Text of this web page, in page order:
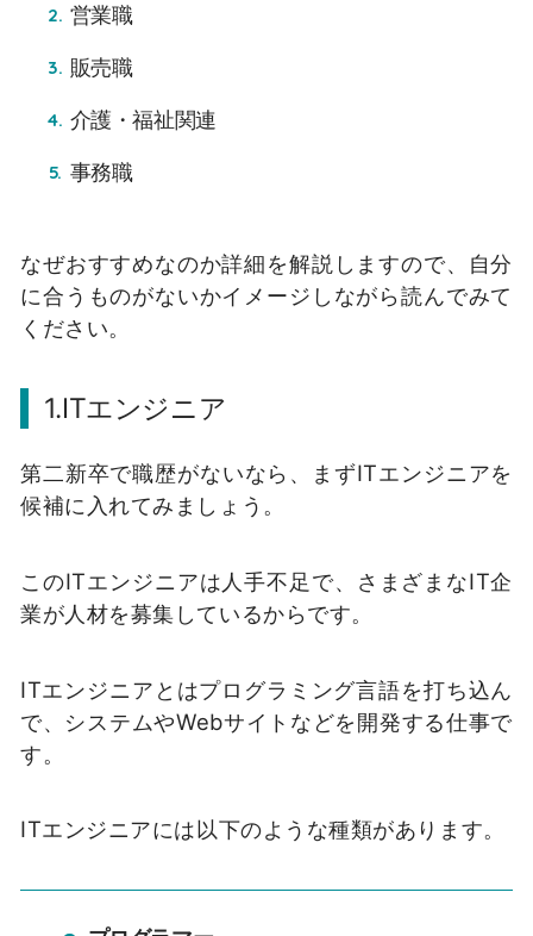
営業職
販売職
介護・福祉関連
事務職
なぜおすすめなのか詳細を解説しますので、自分
に合うものがないかイメージしながら読んでみて
ください。
1.ITエンジニア
第二新卒で職歴がないなら、まずITエンジニアを
候補に入れてみましょう。
このITエンジニアは人手不足で、さまざまなIT企
業が人材を募集しているからです。
ITエンジニアとはプログラミング言語を打ち込ん
で、システムやWebサイトなどを開発する仕事で
す。
ITエンジニアには以下のような種類があります。